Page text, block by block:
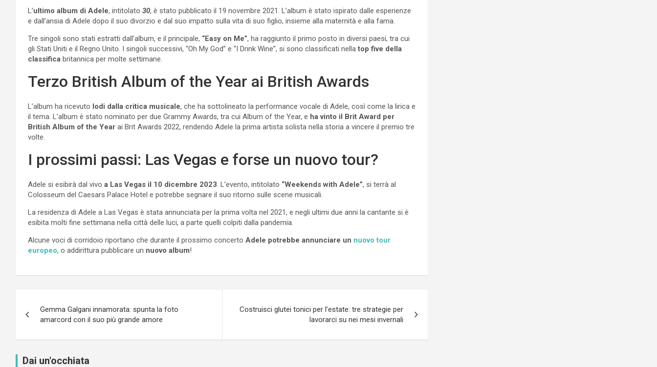
L’ultimo album di Adele, intitolato 30, è stato pubblicato il 19 novembre 2021. L’album è stato ispirato dalle esperienze
e dall’ansia di Adele dopo il suo divorzio e dal suo impatto sulla vita di suo figlio, insieme alla maternità e alla fama.
Tre singoli sono stati estratti dall’album, e il principale, “Easy on Me”, ha raggiunto il primo posto in diversi paesi, tra cui
gli Stati Uniti e il Regno Unito. I singoli successivi, “Oh My God” e “I Drink Wine”, si sono classificati nella top five della
classifica britannica per molte settimane.
Terzo British Album of the Year ai British Awards
L’album ha ricevuto lodi dalla critica musicale, che ha sottolineato la performance vocale di Adele, così come la lirica e
il tema. L’album è stato nominato per due Grammy Awards, tra cui Album of the Year, e ha vinto il Brit Award per
British Album of the Year ai Brit Awards 2022, rendendo Adele la prima artista solista nella storia a vincere il premio tre
volte.
I prossimi passi: Las Vegas e forse un nuovo tour?
Adele si esibirà dal vivo a Las Vegas il 10 dicembre 2023 . L’evento, intitolato “Weekends with Adele”, si terrà al
Colosseum del Caesars Palace Hotel e potrebbe segnare il suo ritorno sulle scene musicali.
La residenza di Adele a Las Vegas è stata annunciata per la prima volta nel 2021, e negli ultimi due anni la cantante si è
esibita molti fine settimana nella città delle luci, a parte quelli colpiti dalla pandemia.
Alcune voci di corridoio riportano che durante il prossimo concerto Adele potrebbe annunciare un nuovo tour
europeo, o addirittura pubblicare un nuovo album!
articoli
Gemma Galgani innamorata: spunta la foto
amarcord con il suo più grande amore
Costruisci glutei tonici per l’estate: tre strategie per
lavorarci su nei mesi invernali
Dai un'occhiata